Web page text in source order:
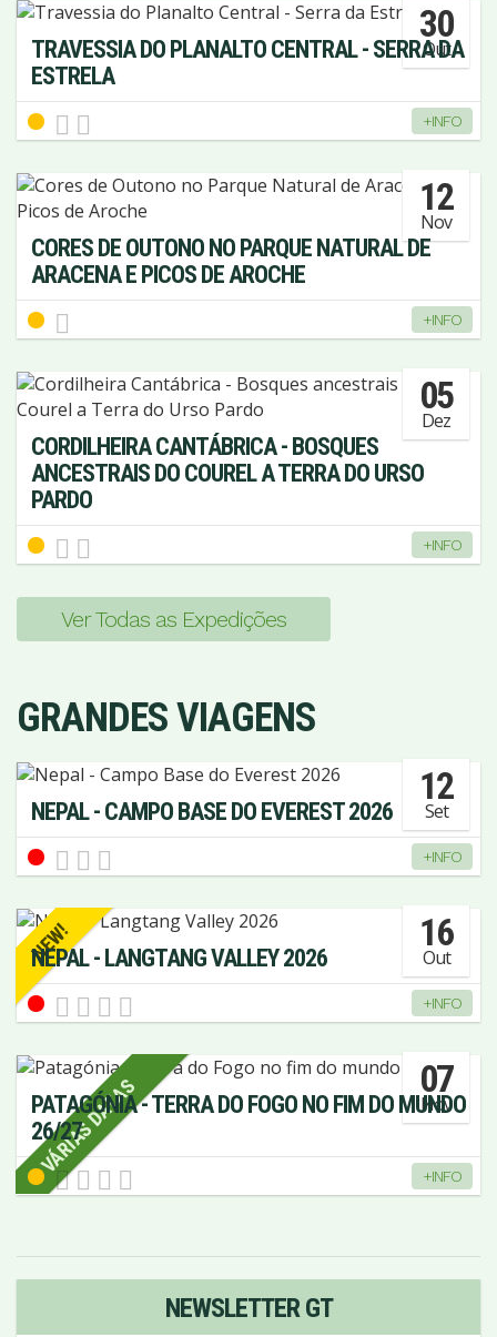
30
Out
TRAVESSIA DO PLANALTO CENTRAL - SERRA DA
ESTRELA
+INFO
12
Nov
CORES DE OUTONO NO PARQUE NATURAL DE
ARACENA E PICOS DE AROCHE
+INFO
05
Dez
CORDILHEIRA CANTÁBRICA - BOSQUES
ANCESTRAIS DO COUREL A TERRA DO URSO
PARDO
+INFO
Ver Todas as Expedições
GRANDES VIAGENS
12
Set
NEPAL - CAMPO BASE DO EVEREST 2026
+INFO
NEW! 16
Out
NEPAL - LANGTANG VALLEY 2026
+INFO
VÁRIAS DATAS 07
Nov
PATAGÓNIA - TERRA DO FOGO NO FIM DO MUNDO
26/27
+INFO
NEWSLETTER GT